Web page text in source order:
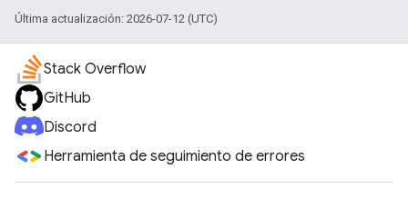
Última actualización: 2026-07-12 (UTC)
Stack Overflow
GitHub
Discord
Herramienta de seguimiento de errores